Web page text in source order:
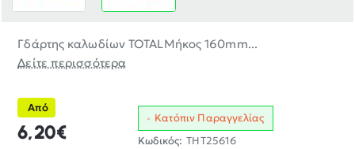
Γδάρτης καλωδίων TOTALΜήκος 160mm...
Δείτε περισσότερα
Από
6,20€
Κατόπιν Παραγγελίας
Κωδικός: THT25616